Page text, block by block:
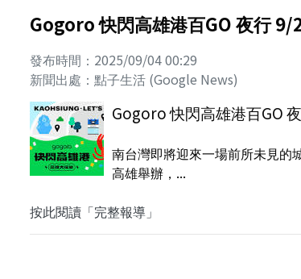
Gogoro 快閃高雄港百GO 夜行
發布時間：2025/09/04 00:29
新聞出處：點子生活 (Google News)
Gogoro 快閃高雄港百GO
南台灣即將迎來一場前所未見的
高雄舉辦，...
按此閱讀「完整報導」